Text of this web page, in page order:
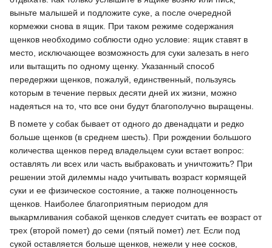
выньте малышей и подложите суке, а после очередной
кормежки снова в ящик. При таком режиме содержания
щенков необходимо соблюсти одно условие: ящик ставят в
место, исключающее возможность для суки залезать в него
или вытащить по одному щенку. Указанный способ
передержки щенков, пожалуй, единственный, пользуясь
которым в течение первых десяти дней их жизни, можно
надеяться на то, что все они будут благополучно выращены.
В помете у собак бывает от одного до двенадцати и редко
больше щенков (в среднем шесть). При рождении большого
количества щенков перед владельцем суки встает вопрос:
оставлять ли всех или часть выбраковать и уничтожить? При
решении этой дилеммы надо учитывать возраст кормящей
суки и ее физическое состояние, а также полноценность
щенков. Наиболее благоприятным периодом для
выкармливания собакой щенков следует считать ее возраст от
трех (второй помет) до семи (пятый помет) лет. Если под
сукой оставляется больше щенков, нежели у нее сосков,